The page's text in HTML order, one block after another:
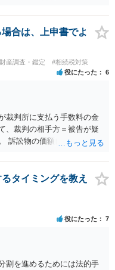
銀行やサラ金が数年も放置
が発見される可能性はほぼ
検討していた案件で、期間
過払金など相当な財産が見
した。
合は、上申書でよ
産調査・鑑定 #相続税対策
役にたった 6
裁判所に支払う手数料の金
、裁判の相手方＝被告が疑
訴訟物の価額自体が裁判の
ん。
タイミングを教え
役にたった 7
割を進めるためには法的手